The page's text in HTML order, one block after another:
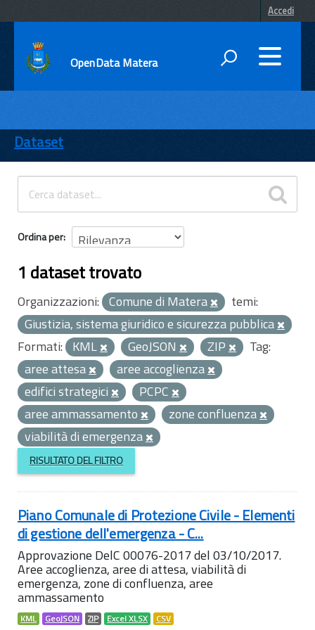
Accedi
OpenData Matera
ENTI
TEMI
INFORMAZIONI
Dataset
Ordina per
1 dataset trovato
Organizzazioni: Comune di Matera
temi:
Giustizia, sistema giuridico e sicurezza pubblica
Formati: KML GeoJSON ZIP
Tag:
aree attesa
aree accoglienza
edifici strategici
PCPC
aree ammassamento
zone confluenza
viabilità di emergenza
RISULTATO DEL FILTRO
Piano Comunale di Protezione Civile - Elementi
di gestione dell'emergenza - C...
Approvazione DelC 00076-2017 del 03/10/2017.
Aree accoglienza, aree di attesa, viabilità di
emergenza, zone di confluenza, aree
ammassamento
KML GeoJSON ZIP Excel XLSX CSV